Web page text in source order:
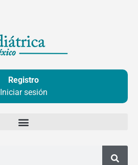
Registro
Iniciar sesión